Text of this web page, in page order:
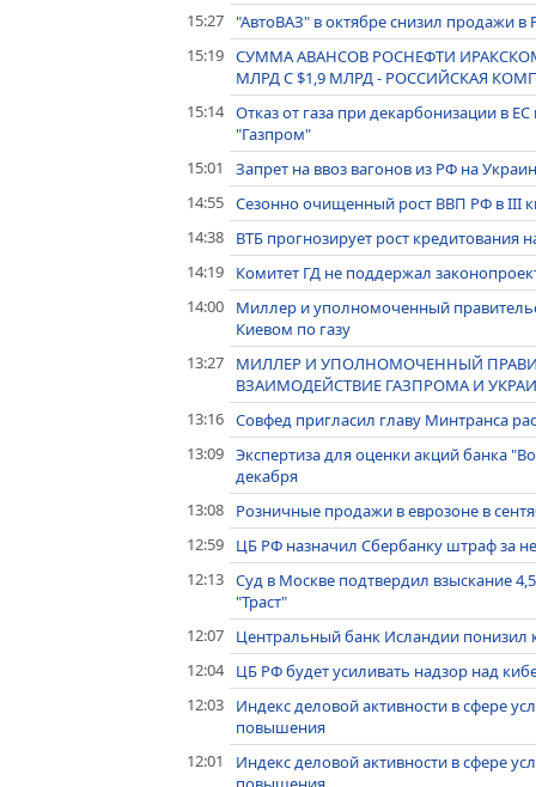
15:27 "АвтоВАЗ" в октябре снизил продажи в
15:19 СУММА АВАНСОВ РОСНЕФТИ
МЛРД С $1,9 МЛРД - РОССИЙСКАЯ
15:14 Отказ от газа при декарбонизации в
"Газпром"
15:01
Запрет на ввоз вагонов из РФ на
14:55 Сезонно очищенный рост ВВП РФ в III
14:38
ВТБ прогнозирует рост кредитования
14:19
Комитет ГД не поддержал
14:00
Миллер и уполномоченный
Киевом по газу
13:27
МИЛЛЕР И УПОЛНОМОЧЕННЫЙ
ВЗАИМОДЕЙСТВИЕ ГАЗПРОМА И
13:16 Совфед пригласил главу Минтранса
13:09 Экспертиза для оценки акций банка
декабря
13:08
Розничные продажи в еврозоне в
12:59
ЦБ РФ назначил Сбербанку штраф за
12:13 Суд в Москве подтвердил взыскание
"Траст"
12:07
Центральный банк Исландии понизил
12:04
ЦБ РФ будет усиливать надзор над
12:03
Индекс деловой активности в сфере
повышения
12:01
Индекс деловой активности в сфере